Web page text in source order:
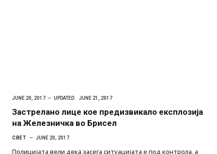
JUNE 20, 2017 UPDATED: JUNE 21, 2017
Застрелано лице кое предизвикало експлозија
на Железничка во Брисел
СВЕТ JUNE 20, 2017
Полицијата вели дека засега ситуацијата е под контрола, а